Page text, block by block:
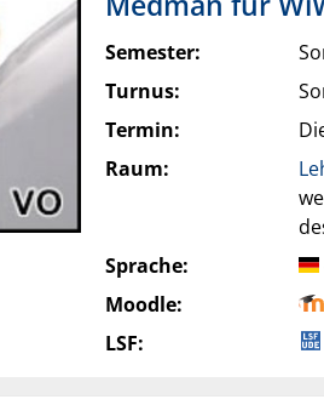
Semester:
Turnus:
Termin:
Raum:
Sprache:
Moodle:
LSF: